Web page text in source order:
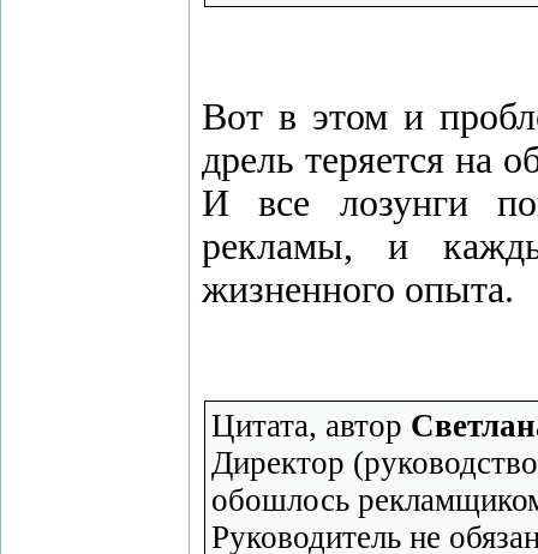
Вот в этом и
дрель теряется на
И все лозунги
рекламы, и
жизненного опыта.
Цитата, автор
Директор
обошлось
Руководитель не